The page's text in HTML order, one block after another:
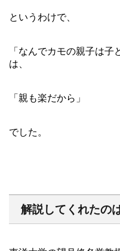
というわけで、
「なんでカモの親子は子
は、
「親も楽だから」
でした。
解説してくれたの